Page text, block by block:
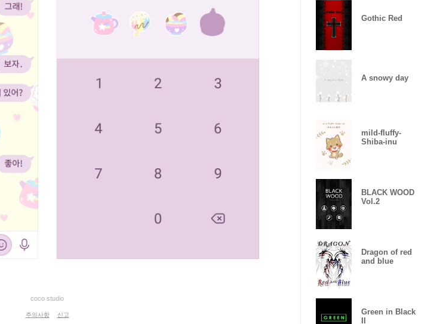
coco studio
주의사항 신고
Gothic Red
A snowy day
mild-fluffy-
Shiba-inu
BLACK WOOD
Vol.2
Dragon of red
and blue
Green in Black